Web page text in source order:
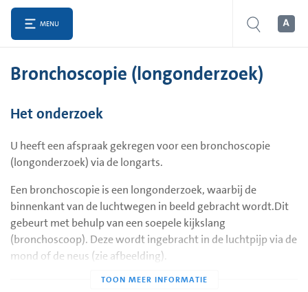
MENU
Bronchoscopie (longonderzoek)
Het onderzoek
U heeft een afspraak gekregen voor een bronchoscopie
(longonderzoek) via de longarts.
Een bronchoscopie is een longonderzoek, waarbij de
binnenkant van de luchtwegen in beeld gebracht wordt.Dit
gebeurt met behulp van een soepele kijkslang
(bronchoscoop). Deze wordt ingebracht in de luchtpijp via de
mond of de neus (zie afbeelding).
Een bronchoscopie wordt uitgevoerd om meer te weten te